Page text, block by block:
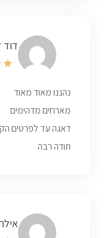
דוד
נהננו מאוד מאוד
מארחים מדהימים
דאגה עד לפרטים
תודה רבה